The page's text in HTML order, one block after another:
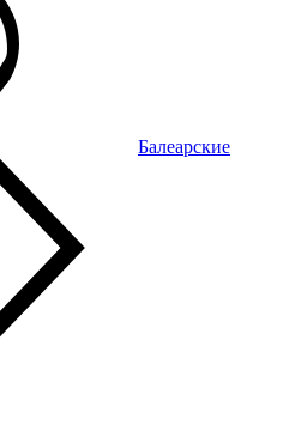
Балеарские